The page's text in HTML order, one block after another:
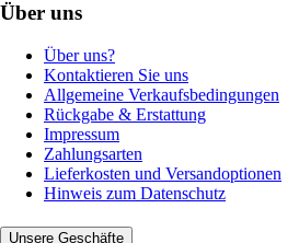
Über uns
Über uns?
Kontaktieren Sie uns
Allgemeine Verkaufsbedingungen
Rückgabe & Erstattung
Impressum
Zahlungsarten
Lieferkosten und Versandoptionen
Hinweis zum Datenschutz
Unsere Geschäfte